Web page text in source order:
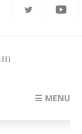
☰ MENU